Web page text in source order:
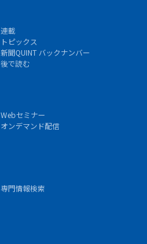
連載
トピックス
新聞QUINT バックナンバー
後で読む
Webセミナー
オンデマンド配信
専門情報検索